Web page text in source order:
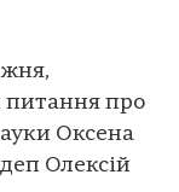
питання про
Оксена
Олексій